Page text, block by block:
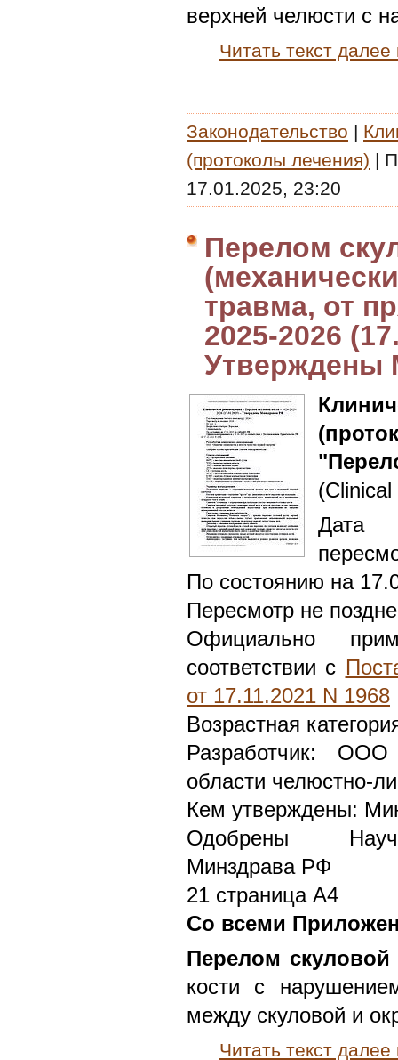
верхней челюсти с
Читать текст
Законодательство |
(протоколы лечения) |
17.01.2025, 23:20
Перелом
травма, от
2025-2026
Утверждены
Дата
По состоянию на
Пересмотр не
Официально
соответствии с
от 17.11.2021 N 1968
Возрастная
Разработчик:
области челюстно-
Кем утверждены:
Одобрены
Минздрава РФ
21 страница А4
Со всеми
Перелом скуловой
кости с
между скуловой и
Читать текст